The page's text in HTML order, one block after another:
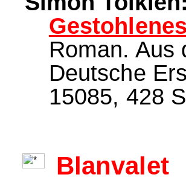
Roman. Aus
Deutsche
15085, 428
Blanvalet